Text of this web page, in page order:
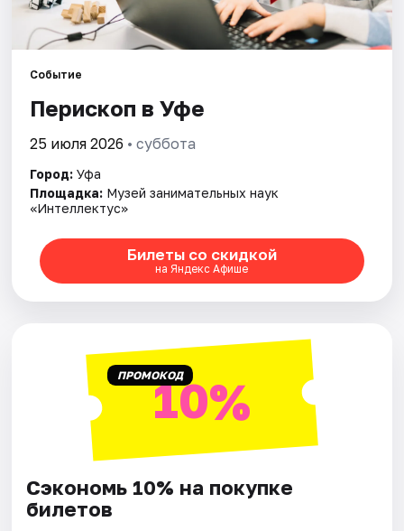
Города
Площадки
Событие
Перископ в Уфе
25 июля 2026 • суббота
Город: Уфа
Площадка: Музей занимательных наук
«Интеллектус»
Билеты со скидкой
на Яндекс Афише
ПРОМОКОД10%
Сэкономь 10% на покупке
билетов